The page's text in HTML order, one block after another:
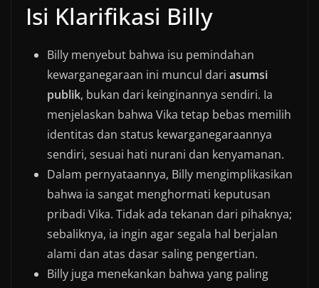
Isi Klarifikasi Billy
Billy menyebut bahwa isu pemindahan
kewarganegaraan ini muncul dari asumsi
publik, bukan dari keinginannya sendiri. Ia
menjelaskan bahwa Vika tetap bebas memilih
identitas dan status kewarganegaraannya
sendiri, sesuai hati nurani dan kenyamanan.
Dalam pernyataannya, Billy mengimplikasikan
bahwa ia sangat menghormati keputusan
pribadi Vika. Tidak ada tekanan dari pihaknya;
sebaliknya, ia ingin agar segala hal berjalan
alami dan atas dasar saling pengertian.
Billy juga menekankan bahwa yang paling